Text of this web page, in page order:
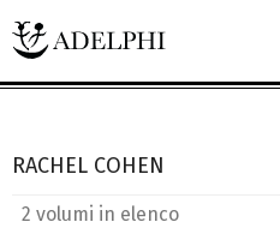
RACHEL COHEN
2 volumi in elenco